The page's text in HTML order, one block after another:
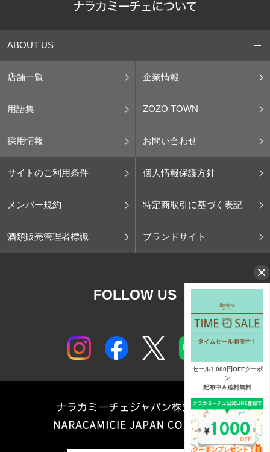
ABOUT US
店舗一覧 企業情報
用語集 ZOZO TOWN
採用情報 お問い合わせ
サイトのご利用条件 個人情報保護方針
メンバー規約 特定商取引に基づく表記
酒類販売管理者標識 ブランドサイト
FOLLOW US
セール1,000円OFFクーポ
ン
配布中＆送料無料